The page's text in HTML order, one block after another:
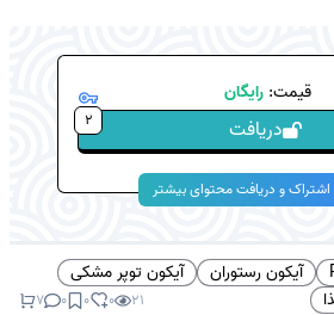
قیمت: رایگان
دریافت 2
و دریافت محتوای بیشتر
آیکون رستوران
آیکون توپر مشکی
21
0
0
0
7